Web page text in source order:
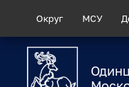
Округ МСУ